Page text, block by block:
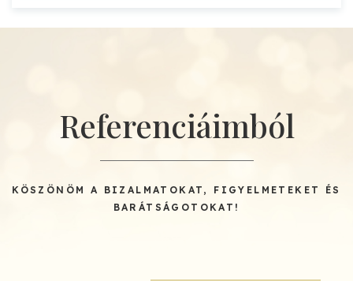
Referenciáimból
KÖSZÖNÖM A BIZALMATOKAT, FIGYELMETEKET ÉS
BARÁTSÁGOTOKAT!